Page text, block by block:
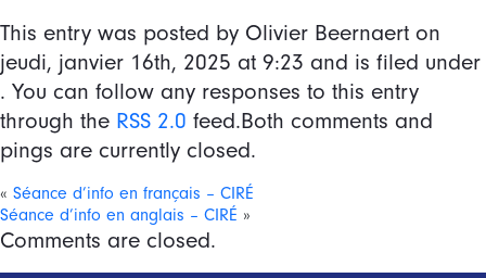
This entry was posted by Olivier Beernaert on
jeudi, janvier 16th, 2025 at 9:23 and is filed under
. You can follow any responses to this entry
through the RSS 2.0 feed.Both comments and
pings are currently closed.
« Séance d’info en français – CIRÉ
Séance d’info en anglais – CIRÉ »
Comments are closed.